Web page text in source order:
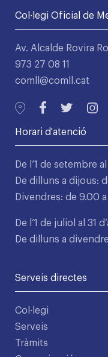
Col·legi Oficial de
Av. Alcalde Rovira
973 27 08 11
comll@comll.cat
Horari d'atenció
De l’1 de setembre
De dilluns a dijous:
Divendres: de 9.00
De l’1 de juliol al 31
De dilluns a
Serveis directes
Col·legi
Serveis
Tràmits